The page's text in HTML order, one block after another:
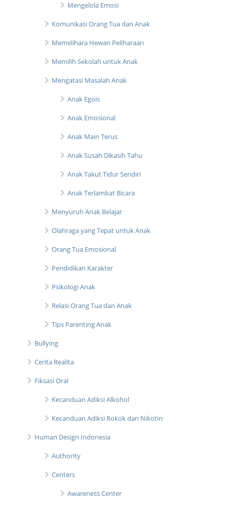
Mengelola Emosi
Komunikasi Orang Tua dan Anak
Memelihara Hewan Peliharaan
Memilih Sekolah untuk Anak
Mengatasi Masalah Anak
Anak Egois
Anak Emosional
Anak Main Terus
Anak Susah Dikasih Tahu
Anak Takut Tidur Sendiri
Anak Terlambat Bicara
Menyuruh Anak Belajar
Olahraga yang Tepat untuk Anak
Orang Tua Emosional
Pendidikan Karakter
Psikologi Anak
Relasi Orang Tua dan Anak
Tips Parenting Anak
Bullying
Cerita Realita
Fiksasi Oral
Kecanduan Adiksi Alkohol
Kecanduan Adiksi Rokok dan Nikotin
Human Design Indonesia
Authority
Centers
Awareness Center